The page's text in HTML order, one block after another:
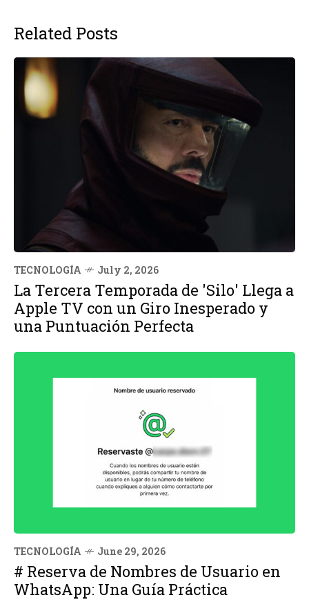
Related Posts
TECNOLOGÍA July 2, 2026
La Tercera Temporada de 'Silo' Llega a
Apple TV con un Giro Inesperado y
una Puntuación Perfecta
TECNOLOGÍA June 29, 2026
# Reserva de Nombres de Usuario en
WhatsApp: Una Guía Práctica